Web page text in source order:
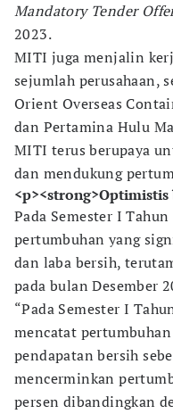
Mandatory Tender
2023.
MITI juga menjalin
sejumlah perusahaan,
Orient Overseas
dan Pertamina Hulu
MITI terus berupaya
dan mendukung
Pada Semester I
pertumbuhan yang
dan laba bersih,
pada bulan Desember
“Pada Semester I
mencatat
pendapatan bersih
mencerminkan
persen dibandingkan